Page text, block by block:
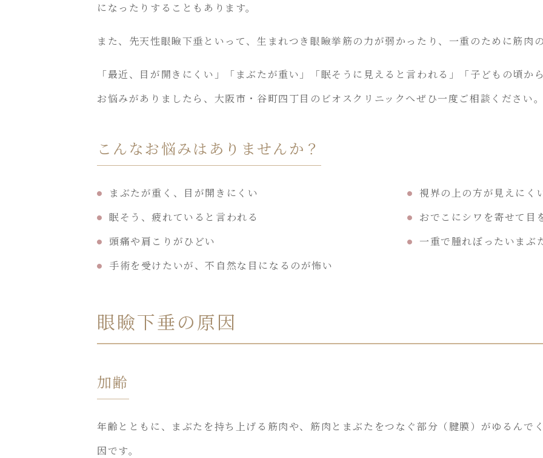
になったりすることもあります。
また、先天性眼瞼下垂といって、生まれつき眼瞼挙筋の力が弱かったり、一重のために筋肉
「最近、目が開きにくい」「まぶたが重い」「眠そうに見えると言われる」「子どもの頃
お悩みがありましたら、大阪市・谷町四丁目のビオスクリニックへぜひ一度ご相談ください。
こんなお悩みはありませんか？
まぶたが重く、目が開きにくい
視界の上の方が見えにく
眠そう、疲れていると言われる
おでこにシワを寄せて目
頭痛や肩こりがひどい
一重で腫れぼったいまぶ
手術を受けたいが、不自然な目になるのが怖い
眼瞼下垂の原因
加齢
年齢とともに、まぶたを持ち上げる筋肉や、筋肉とまぶたをつなぐ部分（腱膜）がゆるんで
因です。